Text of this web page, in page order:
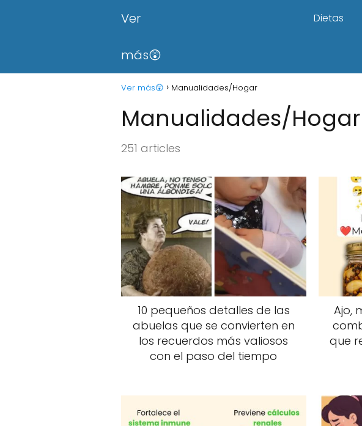
Ver
más😲
Dietas
Ver más😲 Manualidades/Hogar
Manualidades/Hogar
251 articles
10 pequeños detalles de las
abuelas que se convierten en
los recuerdos más valiosos
con el paso del tiempo
Ajo,
que